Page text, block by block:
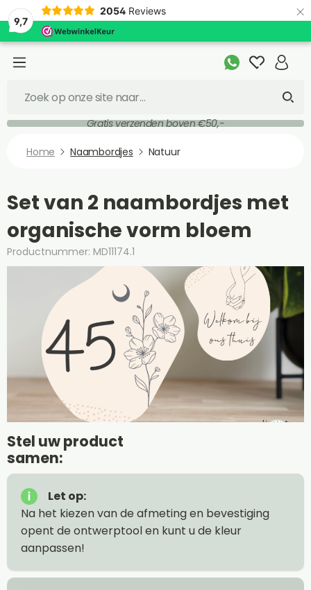
9,7
2054 Reviews ×
Gratis verzenden boven €50,-
Home Naambordjes Natuur
Set van 2 naambordjes met
organische vorm bloem
Productnummer: MD11174.1
Stel uw product
samen:
Let op:
Na het kiezen van de afmeting en bevestiging
opent de ontwerptool en kunt u de kleur
aanpassen!